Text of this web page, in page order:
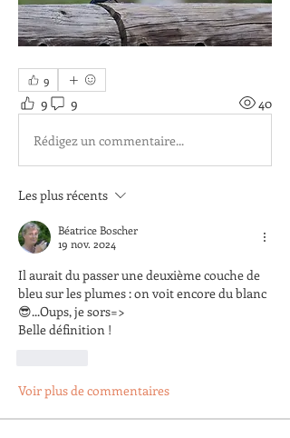
9
9 9 40
Rédigez un commentaire...
Les plus récents
Béatrice Boscher
19 nov. 2024
Il aurait du passer une deuxième couche de
bleu sur les plumes : on voit encore du blanc
😎...Oups, je sors=>
Belle définition !
Voir plus de commentaires